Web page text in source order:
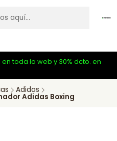
en toda la web y 30% dcto. en
Adidas
Adidas Boxing